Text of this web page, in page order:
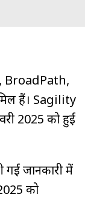
BroadPath,
हैं। Sagility
2025 को हुई
जानकारी में
को